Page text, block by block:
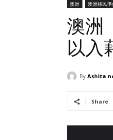
澳洲 澳洲移民
澳洲
以入
By Ashita
Share